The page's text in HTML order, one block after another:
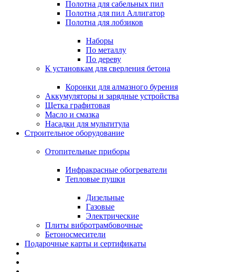
Полотна для сабельных пил
Полотна для пил Аллигатор
Полотна для лобзиков
Наборы
По металлу
По дереву
К установкам для сверления бетона
Коронки для алмазного бурения
Аккумуляторы и зарядные устройства
Щетка графитовая
Масло и смазка
Насадки для мультитула
Строительное оборудование
Отопительные приборы
Инфракрасные обогреватели
Тепловые пушки
Дизельные
Газовые
Электрические
Плиты вибротрамбовочные
Бетоносмесители
Подарочные карты и сертификаты